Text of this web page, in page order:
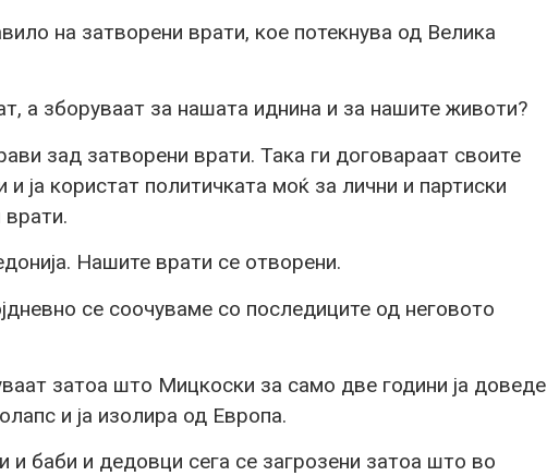
на затворени врати, кое потекнува од Велика
а зборуваат за нашата иднина и за нашите животи?
зад затворени врати. Така ги договараат своите
ја користат политичката моќ за лични и партиски
Нашите врати се отворени.
се соочуваме со последиците од неговото
затоа што Мицкоски за само две години ја доведе
и ја изолира од Европа.
и баби и дедовци сега се загрозени затоа што во